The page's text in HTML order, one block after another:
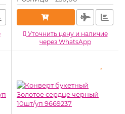
Уточнить цену и наличие
через WhatsApp